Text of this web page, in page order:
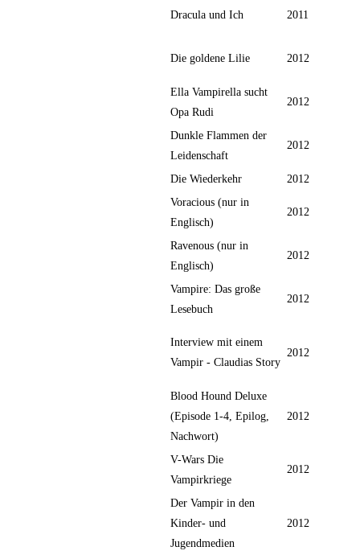
Dracula und Ich 2011
Die goldene Lilie 2012
Ella Vampirella sucht
Opa Rudi
2012
Dunkle Flammen der
Leidenschaft
2012
Die Wiederkehr
2012
Voracious (nur in
Englisch)
2012
Ravenous (nur in
Englisch)
2012
Vampire: Das große
Lesebuch
2012
Interview mit einem
Vampir - Claudias Story
2012
Blood Hound Deluxe
(Episode 1-4, Epilog,
Nachwort)
2012
V-Wars Die
Vampirkriege
2012
Der Vampir in den
Kinder- und
Jugendmedien
2012